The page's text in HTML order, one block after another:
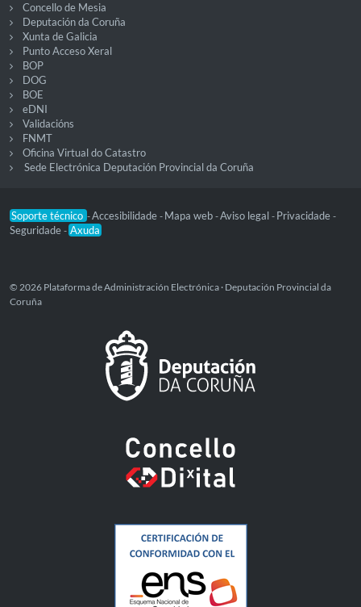
Concello de Mesia
Deputación da Coruña
Xunta de Galicia
Punto Acceso Xeral
BOP
DOG
BOE
eDNI
Validacións
FNMT
Oficina Virtual do Catastro
Sede Electrónica Deputación Provincial da Coruña
Soporte técnico -Accesibilidade - Mapa web -Aviso legal - Privacidade -
Seguridade - Axuda
© 2026 Plataforma de Administración Electrónica · Deputación Provincial da
Coruña